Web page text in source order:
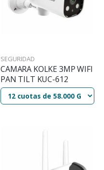
SEGURIDAD
CAMARA KOLKE 3MP WIFI
PAN TILT KUC-612